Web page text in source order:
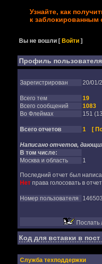
Узнайте, как
к заблокированным
Вы не вошли [Войти ]
Профиль пользователя
Зарегистрирован 20/01/
Всего тем
19
Всего сообщений
1083
Во Флеймах
151
Всего отчетов 1 [
Написано отчетов,
В том числе:
Москва и область
1
Последний отчет был
Нетправа голосовать в
Номер пользователя 146503
Послать
Код для вставки в
Служба техподдержки